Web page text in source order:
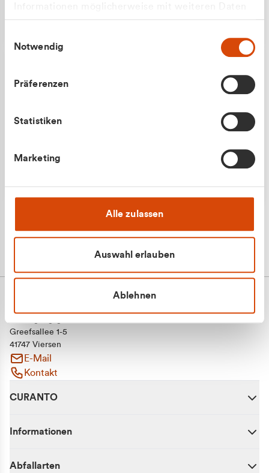
gesammelt haben.
Notwendig
Präferenzen
Statistiken
Marketing
Alle zulassen
Auswahl erlauben
Ablehnen
Greefsallee 1-5
41747 Viersen
E-Mail
Kontakt
CURANTO
Informationen
Abfallarten